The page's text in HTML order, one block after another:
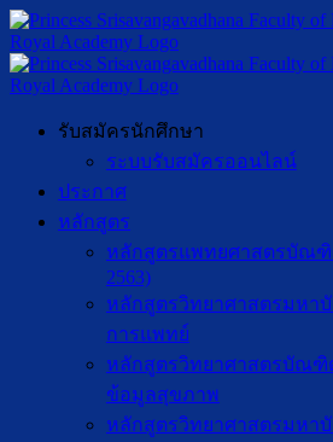
รับสมัครนักศึกษา
ระบบรับสมัครออนไลน์
ประกาศ
หลักสูตร
หลักสูตรแพทยศาสตรบัณฑิ
2563)
หลักสูตรวิทยาศาสตรมหา
การแพทย์
หลักสูตรวิทยาศาสตรบัณฑิ
ข้อมูลสุขภาพ
หลักสูตรวิทยาศาสตรมหา